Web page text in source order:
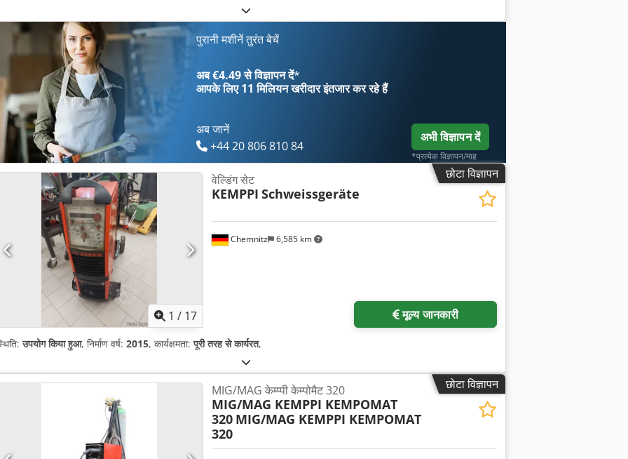
पुरानी मशीनें तुरंत बेचें
अब €4.49 से विज्ञापन दें*
आपके लिए11 मिलियन खरीदारइंतजार कर रहे हैं
अब जानें
+44 20 806 810 84
अभी विज्ञापन दें
*प्रत्येक विज्ञापन/माह
छोटा विज्ञापन
1 / 17
Chemnitz 6,585 km
वेल्डिंग सेट
KEMPPI Schweissgeräte
मूल्य जानकारी
उपयोग किया हुआ, निर्माण वर्ष: 2015, कार्यक्षमता:पूरी तरह से कार्यरत,
छोटा विज्ञापन
MIG/MAG केम्प्पी केम्पोमैट 320
MIG/MAG KEMPPI KEMPOMAT
320 MIG/MAG KEMPPI KEMPOMAT
320